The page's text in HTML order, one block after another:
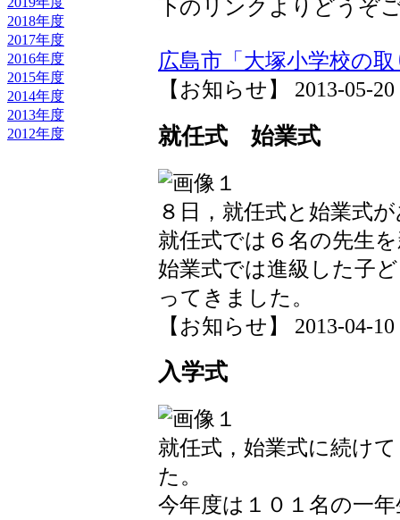
2018年度
2017年度
2016年度
2015年度
2014年度
2013年度
2012年度
下のリンクよりどうぞ
広島市「大塚小学校の
【お知らせ】 2013-05-
就任式 始業式
８日，就任式と始業式
就任式では６名の先生
始業式では進級した子
ってきました。
【お知らせ】 2013-04-
入学式
就任式，始業式に続け
た。
今年度は１０１名の一